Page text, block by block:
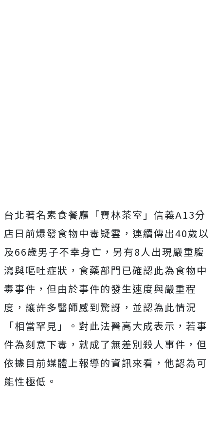
台北著名素食餐廳「寶林茶室」信義A13分
店日前爆發食物中毒疑雲，連續傳出40歲以
及66歲男子不幸身亡，另有8人出現嚴重腹
瀉與嘔吐症狀，食藥部門已確認此為食物中
毒事件，但由於事件的發生速度與嚴重程
度，讓許多醫師感到驚訝，並認為此情況
「相當罕見」。 對此法醫高大成表示，若事
件為刻意下毒，就成了無差別殺人事件，但
依據目前媒體上報導的資訊來看，他認為可
能性極低。